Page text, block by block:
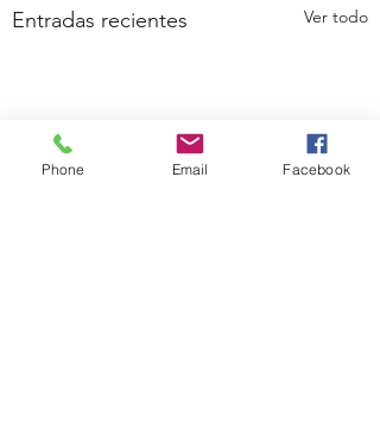
Entradas recientes Ver todo
Phone Email Facebook